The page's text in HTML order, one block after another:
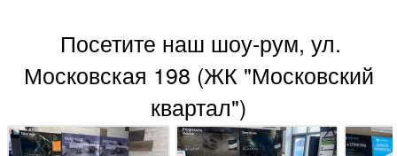
Посетите наш шоу-рум, ул.
Московская 198 (ЖК "Московский
квартал")